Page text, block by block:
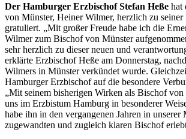
Der Hamburger Erzbischof Stefan Heße hat
von Münster, Heiner Wilmer, herzlich zu seiner
gratuliert. „Mit großer Freude habe ich die
Wilmer zum Bischof von Münster
sehr herzlich zu dieser neuen und
erklärte Erzbischof Heße am Donnerstag,
Wilmers in Münster verkündet wurde.
Hamburger Erzbischof auf die besondere
„Mit seinem bisherigen Wirken als Bischof
uns im Erzbistum Hamburg in besonderer
habe ihn in den vergangenen Jahren in unserer
zugewandten und zugleich klaren Bischof